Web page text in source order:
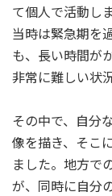
て個人で活動し
当時は緊急期を
も、長い時間が
非常に難しい状
その中で、自分
像を描き、そこ
ました。地方で
が、同時に自分